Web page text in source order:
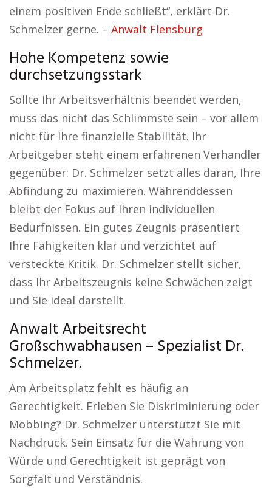
einem positiven Ende schließt“, erklärt Dr.
Schmelzer gerne. – Anwalt Flensburg
Hohe Kompetenz sowie
durchsetzungsstark
Sollte Ihr Arbeitsverhältnis beendet werden,
muss das nicht das Schlimmste sein – vor allem
nicht für Ihre finanzielle Stabilität. Ihr
Arbeitgeber steht einem erfahrenen Verhandler
gegenüber: Dr. Schmelzer setzt alles daran, Ihre
Abfindung zu maximieren. Währenddessen
bleibt der Fokus auf Ihren individuellen
Bedürfnissen. Ein gutes Zeugnis präsentiert
Ihre Fähigkeiten klar und verzichtet auf
versteckte Kritik. Dr. Schmelzer stellt sicher,
dass Ihr Arbeitszeugnis keine Schwächen zeigt
und Sie ideal darstellt.
Anwalt Arbeitsrecht
Großschwabhausen – Spezialist Dr.
Schmelzer.
Am Arbeitsplatz fehlt es häufig an
Gerechtigkeit. Erleben Sie Diskriminierung oder
Mobbing? Dr. Schmelzer unterstützt Sie mit
Nachdruck. Sein Einsatz für die Wahrung von
Würde und Gerechtigkeit ist geprägt von
Sorgfalt und Verständnis.